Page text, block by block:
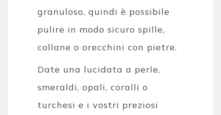
granuloso, quindi è possibile
pulire in modo sicuro spille,
collane o orecchini con pietre.
Date una lucidata a perle,
smeraldi, opali, coralli o
turchesi e i vostri preziosi